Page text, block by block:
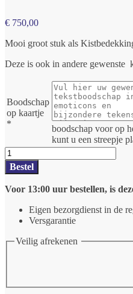
€ 750,00
Mooi groot stuk als
Deze is ook in andere gewenste
Boodschap
op kaartje
*
boodschap voor op
kunt u een streepje
Rouwarrangement
Kistbedekking
ongeveer
150
cm
Bestel
Voor 13:00 uur bestellen, is
Eigen bezorgdienst in de
Versgarantie
Veilig afrekenen